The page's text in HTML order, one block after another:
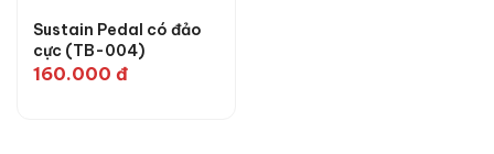
Sustain Pedal có đảo
cực (TB-004)
160.000 đ